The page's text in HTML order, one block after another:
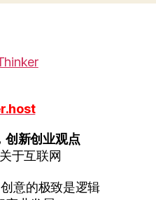
创新创业观点
于互联网
意的极致是逻辑